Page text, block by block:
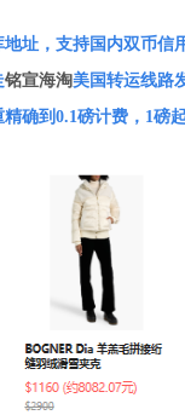
地址，支持国内双币信
铭宣海淘美国转运线路
确到0.1磅计费，1磅起